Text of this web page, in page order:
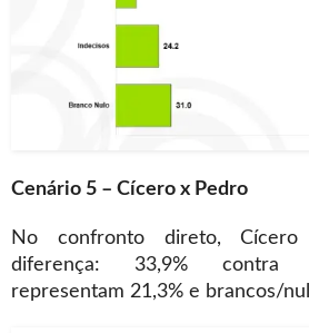
Cenário 5 – Cícero x Pedro
No confronto direto,
diferença: 33,9% contra
representam 21,3% e brancos/